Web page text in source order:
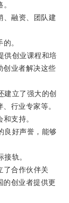
融资、团队建
。
创业课程和培
创业者解决这些
立了强大的创
行业专家等。
支持。
好声誉，能够
轨。
合作伙伴关
的创业者提供更